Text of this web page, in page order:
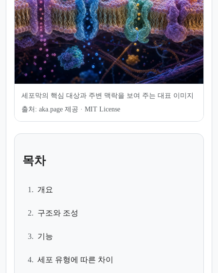
세포막의 핵심 대상과 주변 맥락을 보여 주는 대표 이미지
출처: aka.page 제공 · MIT License
목차
1. 개요
2. 구조와 조성
3. 기능
4. 세포 유형에 따른 차이